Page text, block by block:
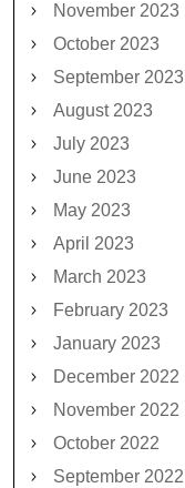
November 2023
October 2023
September 2023
August 2023
July 2023
June 2023
May 2023
April 2023
March 2023
February 2023
January 2023
December 2022
November 2022
October 2022
September 2022